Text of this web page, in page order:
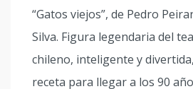
“Gatos viejos”, de Pedro
Silva. Figura legendaria del
chileno, inteligente y
receta para llegar a los 90